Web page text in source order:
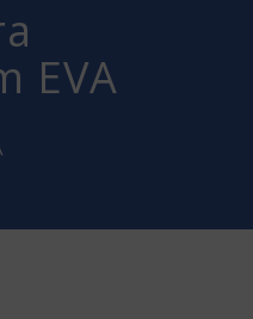
EVA